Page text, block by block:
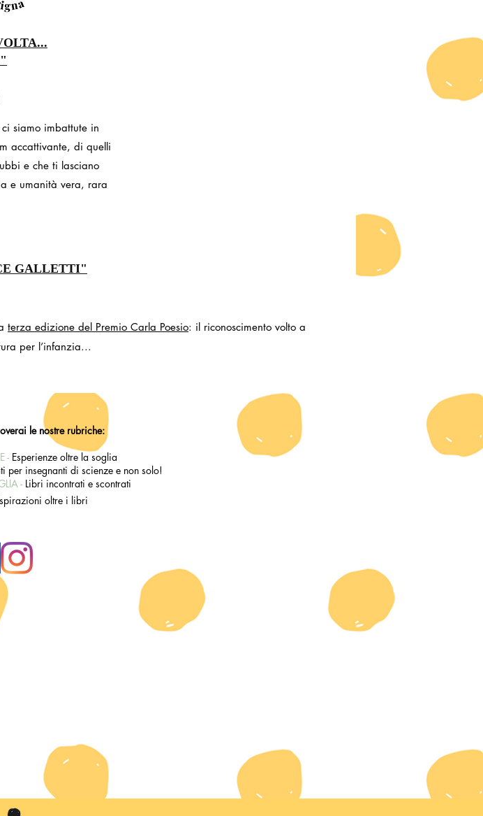
siamo imbattute in
accattivante, di quelli
e che ti lasciano
e umanità vera, rara
GALLETTI"
terza edizione del Premio Carla Poesio: il riconoscimento volto a
per l’infanzia...
le nostre rubriche:
- Esperienze oltre la soglia
per insegnanti di scienze e non solo!
- Libri incontrati e scontrati
oltre i libri